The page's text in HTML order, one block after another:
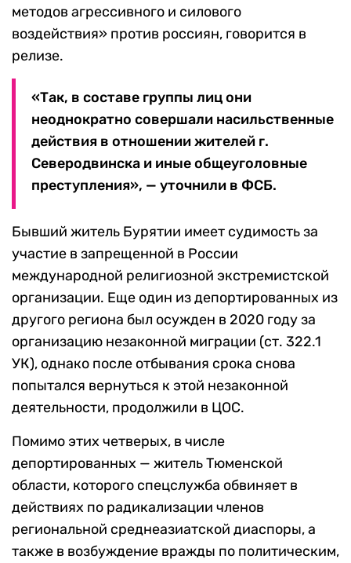
методов агрессивного и силового
воздействия» против россиян, говорится в
релизе.
«Так, в составе группы лиц они
неоднократно совершали насильственные
действия в отношении жителей г.
Северодвинска и иные общеуголовные
преступления», — уточнили в ФСБ.
Бывший житель Бурятии имеет судимость за
участие в запрещенной в России
международной религиозной экстремистской
организации. Еще один из депортированных из
другого региона был осужден в 2020 году за
организацию незаконной миграции (ст. 322.1
УК), однако после отбывания срока снова
попытался вернуться к этой незаконной
деятельности, продолжили в ЦОС.
Помимо этих четверых, в числе
депортированных — житель Тюменской
области, которого спецслужба обвиняет в
действиях по радикализации членов
региональной среднеазиатской диаспоры, а
также в возбуждение вражды по политическим,